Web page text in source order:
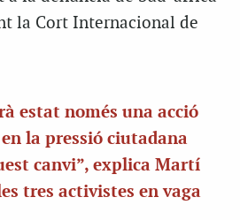
la Cort Internacional de
estat només una acció
la pressió ciutadana
canvi”, explica Martí
tres activistes en vaga